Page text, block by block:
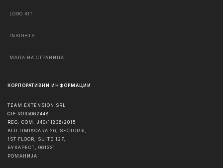
LOGO KIT
INSIGHTS
МАПА НА СТРАНИЦА
КОРПОРАТИВНИ ИНФОРМАЦИИ
TEAM EXTENSION SRL
CIF RO35062448
REG. COM. J40/11836/2015
BLD TIMIȘOARA 26, SECTOR 6,
1ST FLOOR, SUITE 127,
БУХАРЕСТ
061331
РОМАНИЈА